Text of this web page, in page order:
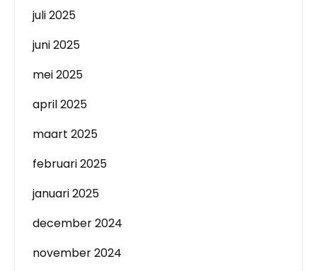
juli 2025
juni 2025
mei 2025
april 2025
maart 2025
februari 2025
januari 2025
december 2024
november 2024